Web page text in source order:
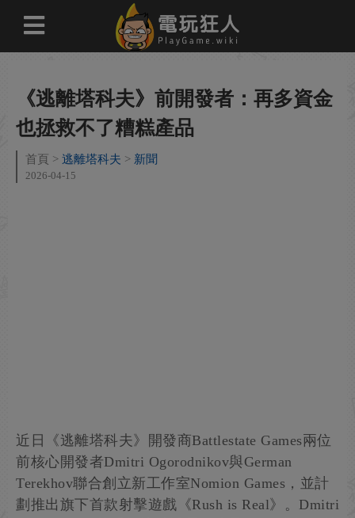
《逃離塔科夫》前開發者：再多資金
也拯救不了糟糕產品
首頁 逃離塔科夫 新聞
2026-04-15
近日《逃離塔科夫》開發商Battlestate Games兩位
前核心開發者Dmitri Ogorodnikov與German
Terekhov聯合創立新工作室Nomion Games，並計
劃推出旗下首款射擊遊戲《Rush is Real》。Dmitri